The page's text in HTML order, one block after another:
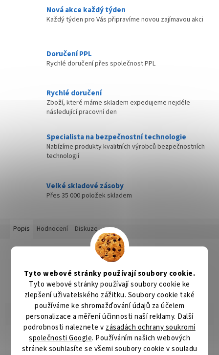
Tyto webové stránky používají soubory cookie.
Tyto webové stránky používají soubory cookie ke
zlepšení uživatelského zážitku. Soubory cookie také
používáme ke shromažďování údajů za účelem
personalizace a měření účinnosti naší reklamy. Další
podrobnosti naleznete v zásadách ochrany soukromí
společnosti Google. Používáním našich webových
stránek souhlasíte se všemi soubory cookie v souladu
Nová akce každý týden
Každý týden pro Vás připravíme novou zajímavou akci
Doručení PPL
Rychlé doručení přes společnost PPL
Rychlé doručení
Zboží, které máme skladem expedujeme nejdéle
následující pracovní den
Specialista na bezpečnostní technologie
Nabízíme produkty kvalitních výrobců bezpečnostních
technologií
Velké skladové zásoby
Přes 35 000 položek skladem
Popis Hodnocení Diskuze
Detailní popis produktu
Popis produktu není dostupný
JK Jana Koukalová